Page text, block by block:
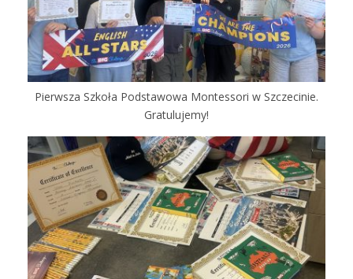
Pierwsza Szkoła Podstawowa Montessori w Szczecinie.
Gratulujemy!